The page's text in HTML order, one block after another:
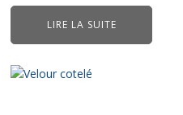
LIRE LA SUITE